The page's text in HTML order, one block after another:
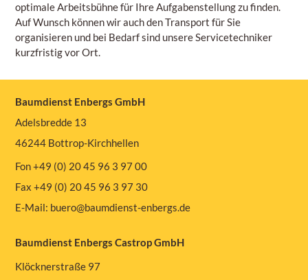
optimale Arbeitsbühne für Ihre Aufgabenstellung zu finden.
Auf Wunsch können wir auch den Transport für Sie
organisieren und bei Bedarf sind unsere Servicetechniker
kurzfristig vor Ort.
Baumdienst Enbergs GmbH
Adelsbredde 13
46244 Bottrop-Kirchhellen
Fon +49 (0) 20 45 96 3 97 00
Fax +49 (0) 20 45 96 3 97 30
E-Mail: buero@baumdienst-enbergs.de
Baumdienst Enbergs Castrop GmbH
Klöcknerstraße 97